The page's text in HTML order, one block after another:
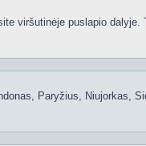
viršutinėje puslapio dalyje.
Paryžius, Niujorkas,